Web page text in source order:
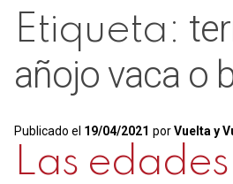
Ternera
Cerdo
Etiqueta:
añojo vaca o
Publicado el 19/04/2021 porVuelta y
Las